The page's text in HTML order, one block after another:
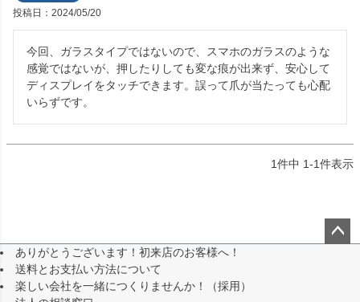
投稿日 2024/05/20
今回、ガラスタイプではないので、スマホのガラスのような
感覚ではないが、押したりしても変な痕が出来ず、安心して
ディスプレイをタッチできます。誤って爪が当たっても心配
いらずです。
1件中 1-1件表示
ありがとうございます！初来店のお客様へ！
送料とお支払い方法について
楽しい会社を一緒につくりませんか！（採用）